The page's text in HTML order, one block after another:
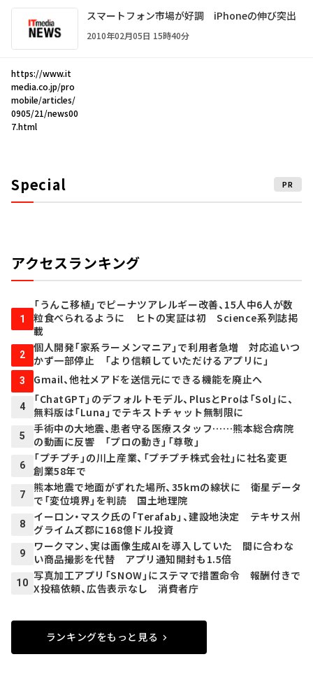
スマートフォン市場が好調 iPhoneの伸び突出
2010年02月05日 15時40分
https://www.it
media.co.jp/pro
mobile/articles/
0905/21/news00
7.html
Special PR
アクセスランキング
1
「うんこ移植」でピーナツアレルギー改善、15人中6人が数
粒食べられるように ヒトの実証は初 Science系列誌掲
載
2
個人開発「家系ラーメンマニア」で利用者急増 対応追いつ
かず一部停止 「より信頼していただけるアプリに」
3 Gmail、他社メアドを送信元にできる機能を廃止へ
4
「ChatGPT」のデフォルトモデル、PlusとProは「Sol」に、
無料版は「Luna」でテキストチャット無制限に
5
手術中の大地震、患者守る医療スタッフ……熊本総合病院
の動画に反響 「プロの動き」「尊敬」
6
「プチプチ」の川上産業、「プチプチ株式会社」に社名変更
創業58年で
7
熊本地震で地面がずれた場所、35kmの線状に 衛星データ
で「変位境界」を判読 国土地理院
8
イーロン・マスク氏の「Terafab」、建設地決定 テキサス州
グライムズ郡に168億ドル投資
9
ワークマン、実は画像生成AIを導入していた 間に合わな
い商品撮影を代替 アプリ通知開封も1.5倍
10
写真加工アプリ「SNOW」にステマで措置命令 報酬付きで
X投稿依頼、広告表示なし 消費者庁
ランキングをもっと見る